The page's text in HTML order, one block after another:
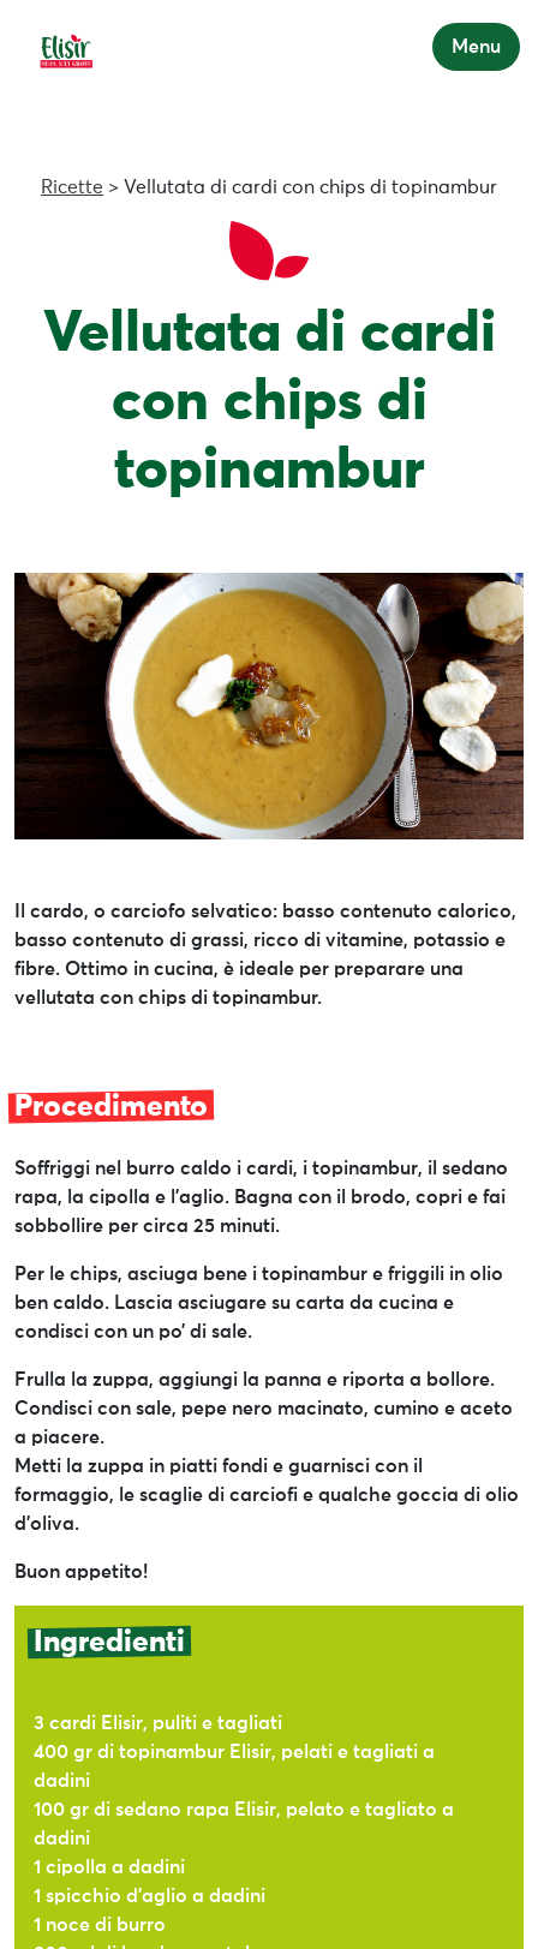
Menu
Ricette > Vellutata di cardi con chips di topinambur
Vellutata di cardi
con chips di
topinambur
Il cardo, o carciofo selvatico: basso contenuto calorico,
basso contenuto di grassi, ricco di vitamine, potassio e
fibre. Ottimo in cucina, è ideale per preparare una
vellutata con chips di topinambur.
Procedimento
Soffriggi nel burro caldo i cardi, i topinambur, il sedano
rapa, la cipolla e l’aglio. Bagna con il brodo, copri e fai
sobbollire per circa 25 minuti.
Per le chips, asciuga bene i topinambur e friggili in olio
ben caldo. Lascia asciugare su carta da cucina e
condisci con un po’ di sale.
Frulla la zuppa, aggiungi la panna e riporta a bollore.
Condisci con sale, pepe nero macinato, cumino e aceto
a piacere.
Metti la zuppa in piatti fondi e guarnisci con il
formaggio, le scaglie di carciofi e qualche goccia di olio
d’oliva.
Buon appetito!
Ingredienti
3 cardi Elisir, puliti e tagliati
400 gr di topinambur Elisir, pelati e tagliati a
dadini
100 gr di sedano rapa Elisir, pelato e tagliato a
dadini
1 cipolla a dadini
1 spicchio d’aglio a dadini
1 noce di burro